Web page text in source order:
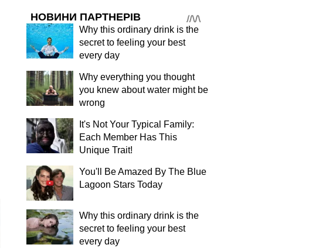
НОВИНИ ПАРТНЕРІВ
Why this ordinary drink is the
secret to feeling your best
every day
Why everything you thought
you knew about water might be
wrong
It's Not Your Typical Family:
Each Member Has This
Unique Trait!
You'll Be Amazed By The Blue
Lagoon Stars Today
Why this ordinary drink is the
secret to feeling your best
every day